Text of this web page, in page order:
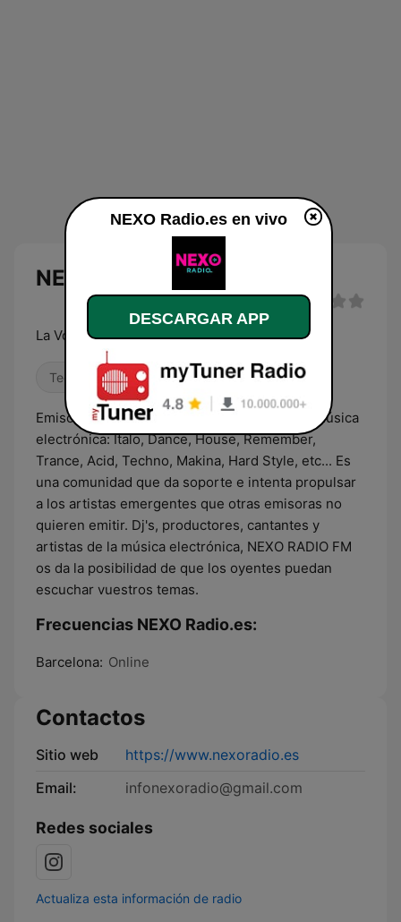
NEXO Radio.es en directo
La Voz de la Música Electrónica
Techno Dance / EDM House
Emisora exclusiva de todos los estilos de la música
electrónica: Italo, Dance, House, Remember,
Trance, Acid, Techno, Makina, Hard Style, etc... Es
una comunidad que da soporte e intenta propulsar
a los artistas emergentes que otras emisoras no
quieren emitir. Dj's, productores, cantantes y
artistas de la música electrónica, NEXO RADIO FM
os da la posibilidad de que los oyentes puedan
escuchar vuestros temas.
Frecuencias NEXO Radio.es:
Barcelona: Online
Contactos
Sitio web
https://www.nexoradio.es
Email:
infonexoradio@gmail.com
Redes sociales
Actualiza esta información de radio
NEXO Radio.es en vivo
DESCARGAR APP